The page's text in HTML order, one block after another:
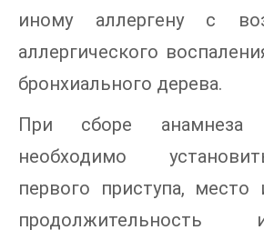
иному аллергену с
аллергического
бронхиального дерева.
При сборе анамнеза
необходимо
первого приступа, место